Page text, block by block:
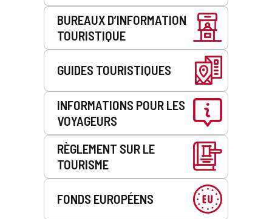
BUREAUX D’INFORMATION
TOURISTIQUE
GUIDES TOURISTIQUES
INFORMATIONS POUR LES
VOYAGEURS
RÈGLEMENT SUR LE
TOURISME
FONDS EUROPÉENS